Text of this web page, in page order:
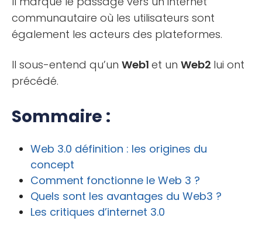
communautaire où les utilisateurs sont
également les acteurs des plateformes.
Il sous-entend qu’un Web1 et un Web2 lui ont
précédé.
Sommaire :
Web 3.0 définition : les origines du
concept
Comment fonctionne le Web 3 ?
Quels sont les avantages du Web3 ?
Les critiques d’internet 3.0